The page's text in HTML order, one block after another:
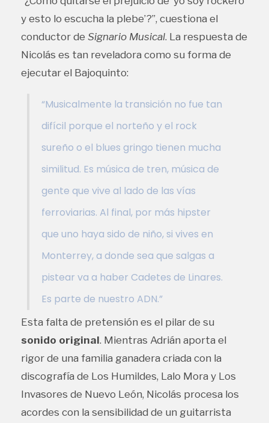
y esto lo escucha la plebe’?”, cuestiona el
conductor de Signario Musical. La respuesta de
Nicolás es tan reveladora como su forma de
ejecutar el Bajoquinto:
“Musicalmente la transición no fue tan
difícil porque el norteño y el rock
sureño o el blues gringo tienen mucha
similitud. Es música de tren, música de
gente que vive al lado de las vías
ferroviarias. Al final, por más hipster
que uno haya sido de niño, si vives en
Monterrey, a donde sea que salgas a
pistear va a haber Cadetes de Linares.
Es parte de nuestro ADN.”
Esta falta de pretensión es el pilar de su
sonido original. Mientras Adrián aporta el
rigor de una familia ganadera criada con la
discografía de Los Humildes, Lalo Mora y Los
Invasores de Nuevo León, Nicolás procesa los
acordes con la sensibilidad de un guitarrista